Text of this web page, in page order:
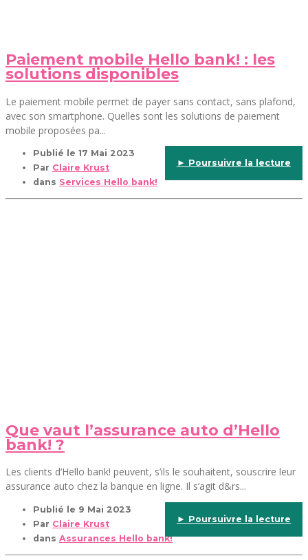
Paiement mobile Hello bank! : les
solutions disponibles
Le paiement mobile permet de payer sans contact, sans plafond,
avec son smartphone. Quelles sont les solutions de paiement
mobile proposées pa...
Publié le 17 Mai 2023
Par Claire Krust
dans Services Hello bank!
► Poursuivre la lecture
Que vaut l’assurance auto d’Hello
bank! ?
Les clients d’Hello bank! peuvent, s’ils le souhaitent, souscrire leur
assurance auto chez la banque en ligne. Il s’agit d&rs...
Publié le 9 Mai 2023
Par Claire Krust
dans Assurances Hello bank!
► Poursuivre la lecture